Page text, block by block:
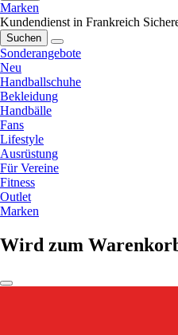
Marken
Kundendienst in Frankreich
Suchen
Sonderangebote
Neu
Handballschuhe
Bekleidung
Handbälle
Fans
Lifestyle
Ausrüstung
Für Vereine
Fitness
Outlet
Marken
Wird zum